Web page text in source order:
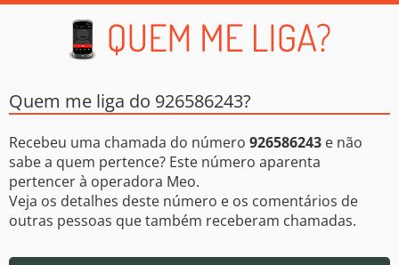
Quem me liga do 926586243?
Recebeu uma chamada do número 926586243 e não
sabe a quem pertence? Este número aparenta
pertencer à operadora Meo.
Veja os detalhes deste número e os comentários de
outras pessoas que também receberam chamadas.